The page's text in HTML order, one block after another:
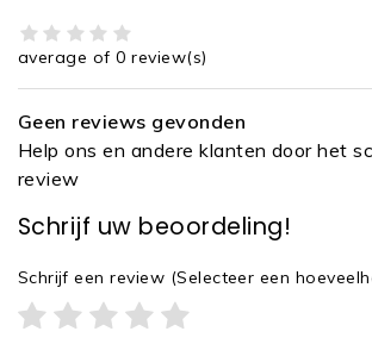
average of 0 review(s)
Geen reviews gevonden
Help ons en andere klanten door het
review
Schrijf uw beoordeling!
Schrijf een review (Selecteer een